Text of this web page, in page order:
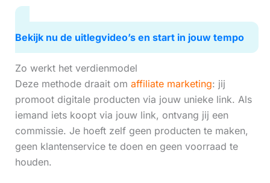
Bekijk nu de uitlegvideo’s en start in jouw tempo
Zo werkt het verdienmodel
Deze methode draait om affiliate marketing: jij
promoot digitale producten via jouw unieke link. Als
iemand iets koopt via jouw link, ontvang jij een
commissie. Je hoeft zelf geen producten te maken,
geen klantenservice te doen en geen voorraad te
houden.